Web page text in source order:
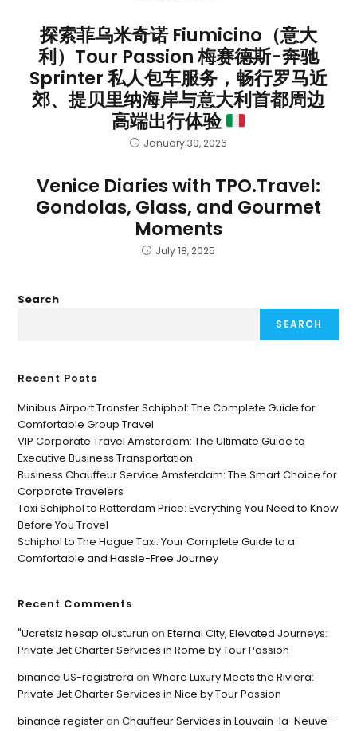
探索菲乌米奇诺 Fiumicino（意大
利）Tour Passion 梅赛德斯-奔驰
Sprinter 私人包车服务，畅行罗马近
郊、提贝里纳海岸与意大利首都周边
高端出行体验
January 30, 2026
Venice Diaries with TPO.Travel:
Gondolas, Glass, and Gourmet
Moments
July 18, 2025
Search
SEARCH
Recent Posts
Minibus Airport Transfer Schiphol: The Complete Guide for
Comfortable Group Travel
VIP Corporate Travel Amsterdam: The Ultimate Guide to
Executive Business Transportation
Business Chauffeur Service Amsterdam: The Smart Choice for
Corporate Travelers
Taxi Schiphol to Rotterdam Price: Everything You Need to Know
Before You Travel
Schiphol to The Hague Taxi: Your Complete Guide to a
Comfortable and Hassle-Free Journey
Recent Comments
"Ucretsiz hesap olusturun onEternal City, Elevated Journeys:
Private Jet Charter Services in Rome by Tour Passion
binance US-registrera onWhere Luxury Meets the Riviera:
Private Jet Charter Services in Nice by Tour Passion
binance registeronChauffeur Services in Louvain-la-Neuve –